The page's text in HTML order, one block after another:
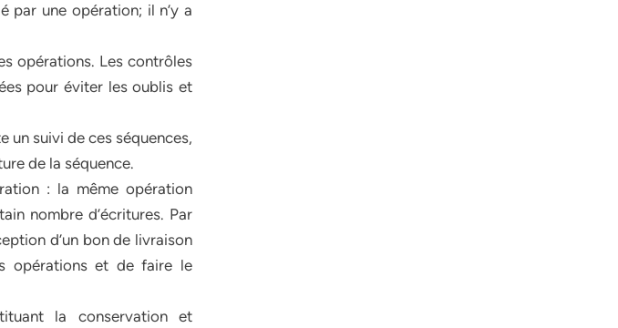
par une opération; il n’y a
opérations. Les contrôles
pour éviter les oublis et
un suivi de ces séquences,
de la séquence.
: la même opération
nombre d’écritures. Par
d’un bon de livraison
opérations et de faire le
la conservation et